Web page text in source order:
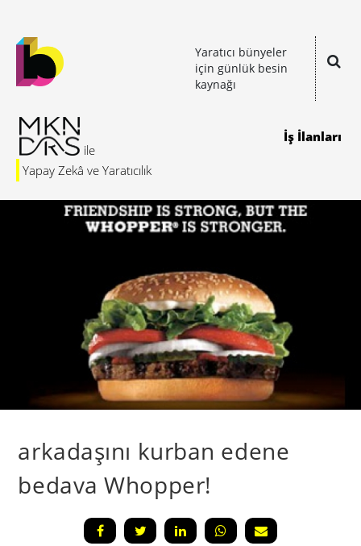
Yaratıcı bünyeler
için günlük besin
kaynağı
Yapay Zekâ ve Yaratıcılık
İş İlanları
arkadaşını kurban edene
bedava Whopper!